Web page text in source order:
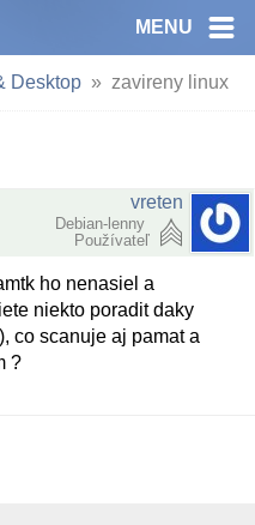
MENU
Desktop zavireny linux
vreten
Debian-lenny
Používateľ
ho nenasiel a
niekto poradit daky
co scanuje aj pamat a
?